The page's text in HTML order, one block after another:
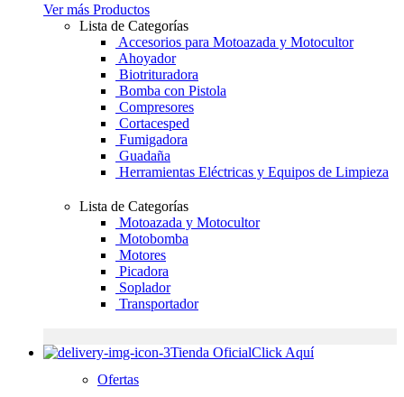
Ver más Productos
Lista de Categorías
Accesorios para Motoazada y Motocultor
Ahoyador
Biotrituradora
Bomba con Pistola
Compresores
Cortacesped
Fumigadora
Guadaña
Herramientas Eléctricas y Equipos de Limpieza
Lista de Categorías
Motoazada y Motocultor
Motobomba
Motores
Picadora
Soplador
Transportador
Tienda OficialClick Aquí
Ofertas